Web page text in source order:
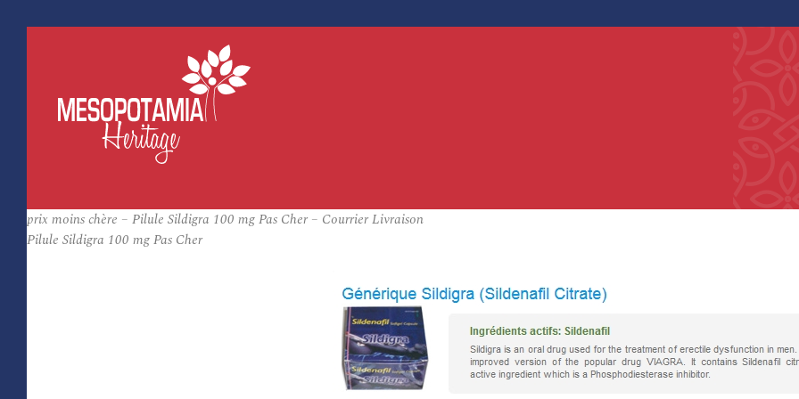
prix moins chère – Pilule Sildigra 100 mg Pas Cher – Courrier Livraison
Pilule Sildigra 100 mg Pas Cher